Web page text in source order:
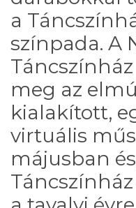
a
színpada. A
meg az
kialakított,
virtuális
májusban